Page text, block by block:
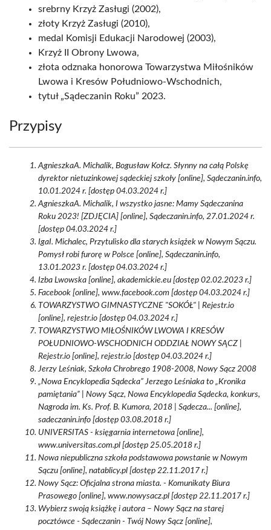
srebrny Krzyż Zasługi (2002),
złoty Krzyż Zasługi (2010),
medal Komisji Edukacji Narodowej (2003),
Krzyż II Obrony Lwowa,
złota odznaka honorowa Towarzystwa Miłośników
Lwowa i Kresów Południowo-Wschodnich,
tytuł „Sądeczanin Roku” 2023.
Przypisy
AgnieszkaA. Michalik, Bogusław Kołcz. Słynny na całą Polskę
dyrektor nietuzinkowej sądeckiej szkoły [online], Sądeczanin.info,
10.01.2024 r. [dostęp 04.03.2024 r.]
AgnieszkaA. Michalik, I wszystko jasne: Mamy Sądeczanina
Roku 2023! [ZDJĘCIA] [online], Sądeczanin.info, 27.01.2024 r.
[dostęp 04.03.2024 r.]
IgaI. Michalec, Przytulisko dla starych książek w Nowym Sączu.
Pomysł robi furorę w Polsce [online], Sądeczanin.info,
13.01.2023 r. [dostęp 04.03.2024 r.]
Izba Lwowska [online], akademickie.eu [dostęp 02.02.2023 r.]
Facebook [online], www.facebook.com [dostęp 04.03.2024 r.]
TOWARZYSTWO GIMNASTYCZNE "SOKÓŁ" | Rejestr.io
[online], rejestr.io [dostęp 04.03.2024 r.]
TOWARZYSTWO MIŁOŚNIKÓW LWOWA I KRESÓW
POŁUDNIOWO-WSCHODNICH ODDZIAŁ NOWY SĄCZ |
Rejestr.io [online], rejestr.io [dostęp 04.03.2024 r.]
Jerzy Leśniak, Szkoła Chrobrego 1908-2008, Nowy Sącz 2008
„Nowa Encyklopedia Sądecka” Jerzego Leśniaka to „Kronika
pamiętania” | Nowy Sącz, Nowa Encyklopedia Sądecka, konkurs,
Nagroda im. Ks. Prof. B. Kumora, 2018 | Sądecza... [online],
sadeczanin.info [dostęp 03.08.2018 r.]
UNIVERSITAS - księgarnia internetowa [online],
www.universitas.com.pl [dostęp 25.05.2018 r.]
Nowa niepubliczna szkoła podstawowa powstanie w Nowym
Sączu [online], natablicy.pl [dostęp 22.11.2017 r.]
Nowy Sącz: Oficjalna strona miasta. - Komunikaty Biura
Prasowego [online], www.nowysacz.pl [dostęp 22.11.2017 r.]
Wybierz swoją książkę i autora – Nowy Sącz na starej
pocztówce - Sądeczanin - Twój Nowy Sącz [online],